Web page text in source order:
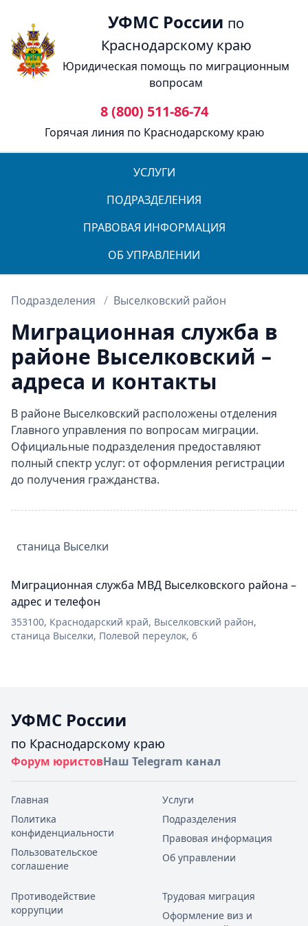
УФМС России по
Краснодарскому краю
Юридическая помощь по миграционным
вопросам
8 (800) 511-86-74
Горячая линия по Краснодарскому краю
УСЛУГИ
ПОДРАЗДЕЛЕНИЯ
ПРАВОВАЯ ИНФОРМАЦИЯ
ОБ УПРАВЛЕНИИ
Подразделения Выселковский район
Миграционная служба в
районе Выселковский –
адреса и контакты
В районе Выселковский расположены отделения
Главного управления по вопросам миграции.
Официальные подразделения предоставляют
полный спектр услуг: от оформления регистрации
до получения гражданства.
станица Выселки
Миграционная служба МВД Выселковского района –
адрес и телефон
353100, Краснодарский край, Выселковский район,
станица Выселки, Полевой переулок, 6
УФМС России
по Краснодарскому краю
Форум юристовНаш Telegram канал
Главная
Политика
конфиденциальности
Пользовательское
соглашение
Услуги
Подразделения
Правовая информация
Об управлении
Противодействие
коррупции
Трудовая миграция
Оформление виз и